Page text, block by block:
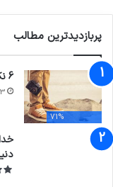
پربازدیدترین مطالب
71%
6 نکته‌ی مهم برای گرفتن عکس‌های جذاب‌تر در سفر
3 جولای 2021